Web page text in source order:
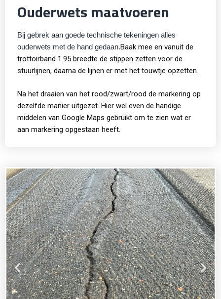
Ouderwets maatvoeren
Bij gebrek aan goede technische tekeningen alles
ouderwets met de hand gedaan.Baak mee en vanuit de
trottoirband 1.95 breedte de stippen zetten voor de
stuurlijnen, daarna de lijnen er met het touwtje opzetten.
Na het draaien van het rood/zwart/rood de markering op
dezelfde manier uitgezet. Hier wel even de handige
middelen van Google Maps gebruikt om te zien wat er
aan markering opgestaan heeft.